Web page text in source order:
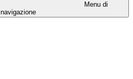
Menu di
navigazione